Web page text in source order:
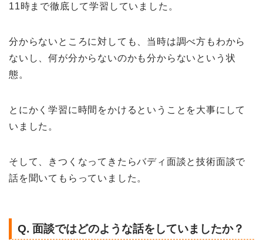
11時まで徹底して学習していました。
分からないところに対しても、当時は調べ方もわから
ないし、何が分からないのかも分からないという状
態。
とにかく学習に時間をかけるということを大事にして
いました。
そして、きつくなってきたらバディ面談と技術面談で
話を聞いてもらっていました。
Q. 面談ではどのような話をしていましたか？